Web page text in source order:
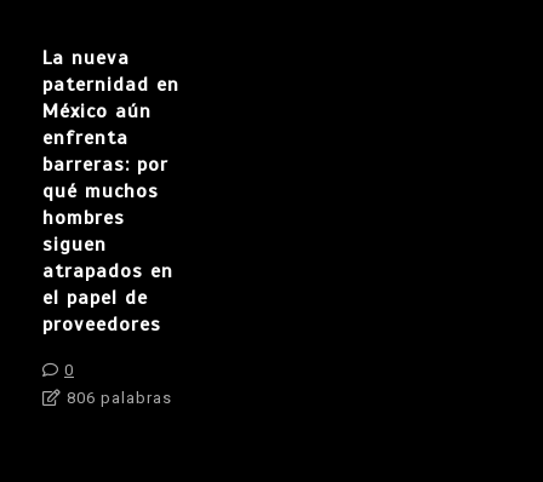
La nueva
paternidad en
México aún
enfrenta
barreras: por
qué muchos
hombres
siguen
atrapados en
el papel de
proveedores
0
806 palabras